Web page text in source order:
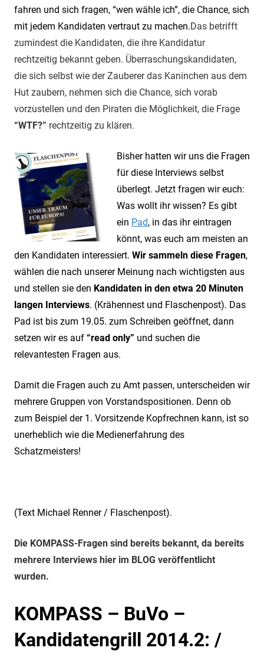
fahren und sich fragen, “wen wähle ich”, die Chance, sich
mit jedem Kandidaten vertraut zu machen.Das betrifft
zumindest die Kandidaten, die ihre Kandidatur
rechtzeitig bekannt geben. Überraschungskandidaten,
die sich selbst wie der Zauberer das Kaninchen aus dem
Hut zaubern, nehmen sich die Chance, sich vorab
vorzustellen und den Piraten die Möglichkeit, die Frage
“WTF?” rechtzeitig zu klären.
Bisher hatten wir uns die Fragen
für diese Interviews selbst
überlegt. Jetzt fragen wir euch:
Was wollt ihr wissen? Es gibt
ein Pad, in das ihr eintragen
könnt, was euch am meisten an
den Kandidaten interessiert. Wir sammeln diese Fragen,
wählen die nach unserer Meinung nach wichtigsten aus
und stellen sie den Kandidaten in den etwa 20 Minuten
langen Interviews. (Krähennest und Flaschenpost). Das
Pad ist bis zum 19.05. zum Schreiben geöffnet, dann
setzen wir es auf “read only” und suchen die
relevantesten Fragen aus.
Damit die Fragen auch zu Amt passen, unterscheiden wir
mehrere Gruppen von Vorstandspositionen. Denn ob
zum Beispiel der 1. Vorsitzende Kopfrechnen kann, ist so
unerheblich wie die Medienerfahrung des
Schatzmeisters!
(Text Michael Renner / Flaschenpost).
Die KOMPASS-Fragen sind bereits bekannt, da bereits
mehrere Interviews hier im BLOG veröffentlicht
wurden.
KOMPASS – BuVo –
Kandidatengrill 2014.2: /